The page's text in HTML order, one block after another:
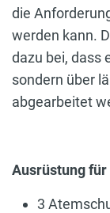
die
werden kann.
dazu bei, dass
sondern über
abgearbeitet
Ausrüstung
3